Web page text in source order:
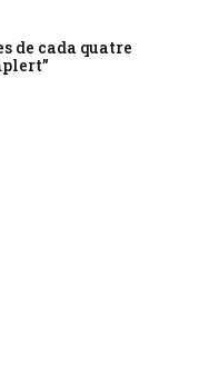
de cada quatre